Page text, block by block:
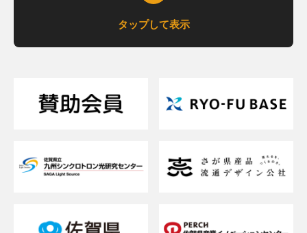
タップして表示
支援内容を詳しく知りたい
貸研修室（貸会議室）を借りたい